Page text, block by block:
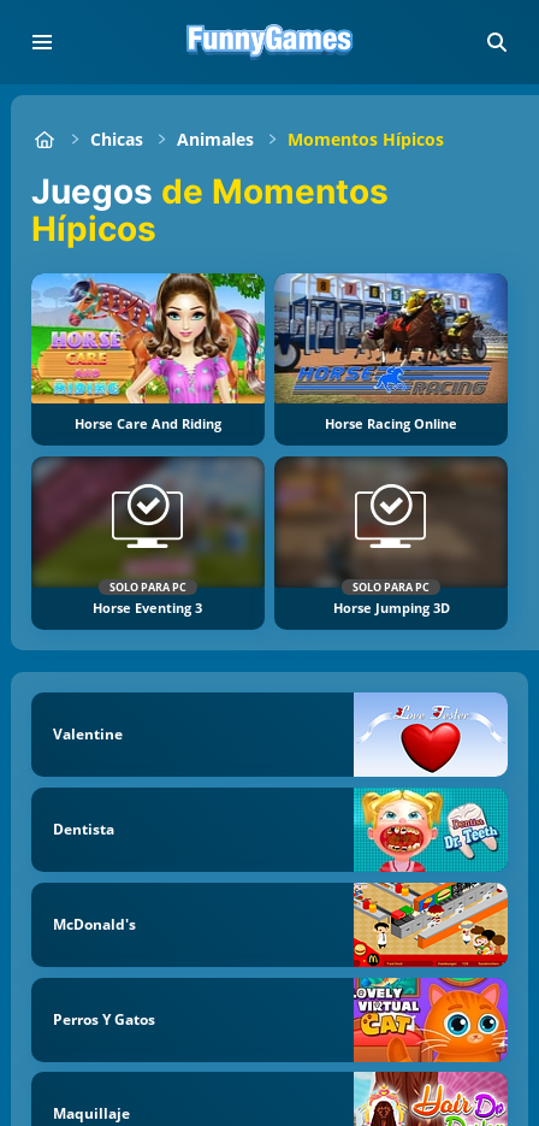
Chicas Animales Momentos Hípicos
Juegos de Momentos
Hípicos
Horse Care And Riding Horse Racing Online
SOLO PARA PC
Horse Eventing 3
SOLO PARA PC
Horse Jumping 3D
Valentine
Dentista
McDonald's
Perros Y Gatos
Maquillaje